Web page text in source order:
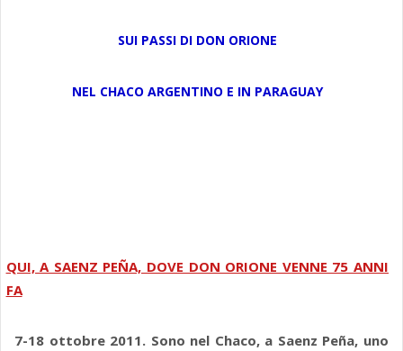
SUI PASSI DI DON ORIONE
NEL CHACO ARGENTINO E IN PARAGUAY
QUI, A SAENZ PEÑA, DOVE DON ORIONE VENNE 75 ANNI
FA
7-18 ottobre 2011. Sono nel Chaco, a Saenz Peña, uno